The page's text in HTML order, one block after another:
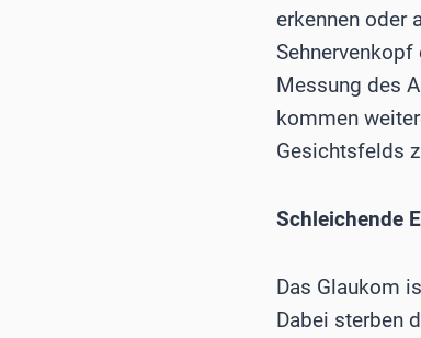
erkennen oder
Messung des
kommen
Gesichtsfelds
Schleichende
Das Glaukom
Dabei sterben